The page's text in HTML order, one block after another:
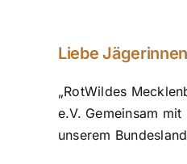
Liebe
„RotWildes
e.V. Gemeinsam
unserem